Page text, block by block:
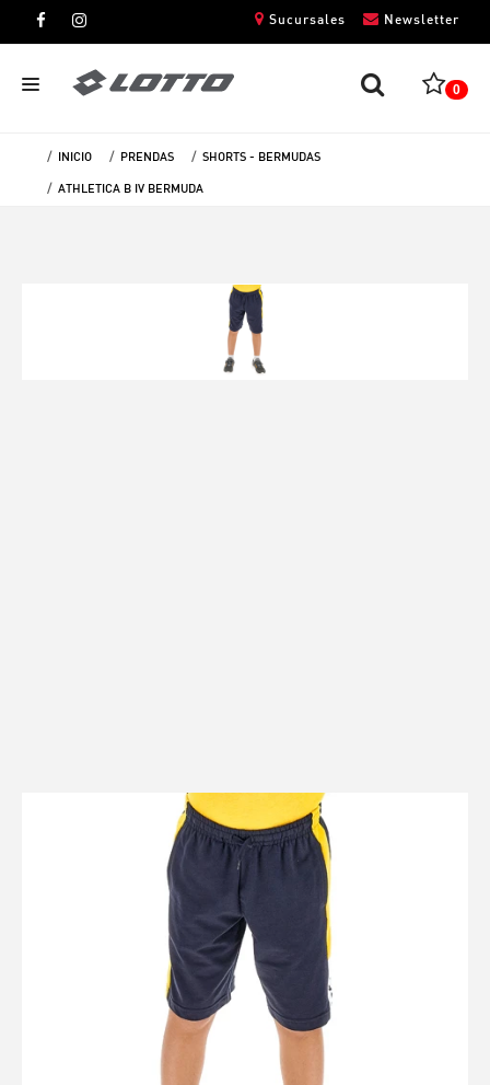
Newsletter
Sucursales
0
CABALLEROS
INICIO PRENDAS SHORTS - BERMUDAS
ATHLETICA B IV BERMUDA